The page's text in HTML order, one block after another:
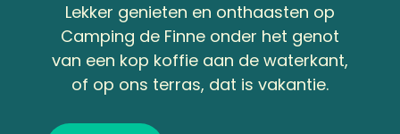
Lekker genieten en onthaasten op
Camping de Finne onder het genot
van een kop koffie aan de waterkant,
of op ons terras, dat is vakantie.